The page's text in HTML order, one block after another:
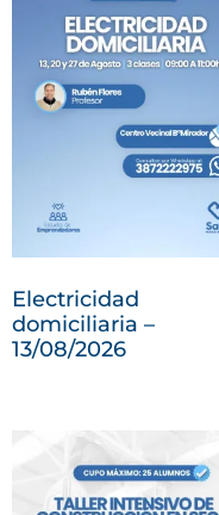
Electricidad
domiciliaria –
13/08/2026